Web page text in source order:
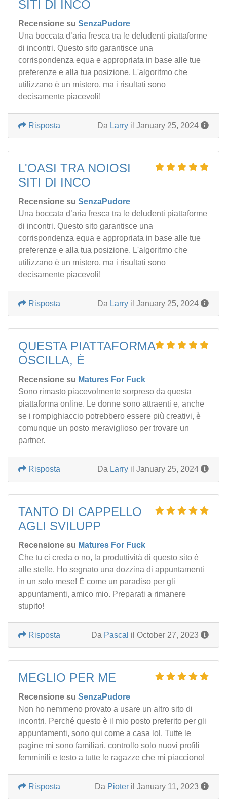
SITI DI INCO
Recensione su SenzaPudore
Una boccata d’aria fresca tra le deludenti piattaforme
di incontri. Questo sito garantisce una
corrispondenza equa e appropriata in base alle tue
preferenze e alla tua posizione. L'algoritmo che
utilizzano è un mistero, ma i risultati sono
decisamente piacevoli!
Da Larry il January 25, 2024
Risposta
L'OASI TRA NOIOSI
SITI DI INCO
Recensione su SenzaPudore
Una boccata d’aria fresca tra le deludenti piattaforme
di incontri. Questo sito garantisce una
corrispondenza equa e appropriata in base alle tue
preferenze e alla tua posizione. L'algoritmo che
utilizzano è un mistero, ma i risultati sono
decisamente piacevoli!
Da Larry il January 25, 2024
Risposta
QUESTA PIATTAFORMA
OSCILLA, È
Recensione su Matures For Fuck
Sono rimasto piacevolmente sorpreso da questa
piattaforma online. Le donne sono attraenti e, anche
se i rompighiaccio potrebbero essere più creativi, è
comunque un posto meraviglioso per trovare un
partner.
Da Larry il January 25, 2024
Risposta
TANTO DI CAPPELLO
AGLI SVILUPP
Recensione su Matures For Fuck
Che tu ci creda o no, la produttività di questo sito è
alle stelle. Ho segnato una dozzina di appuntamenti
in un solo mese! È come un paradiso per gli
appuntamenti, amico mio. Preparati a rimanere
stupito!
Da Pascal il October 27, 2023
Risposta
MEGLIO PER ME
Recensione su SenzaPudore
Non ho nemmeno provato a usare un altro sito di
incontri. Perché questo è il mio posto preferito per gli
appuntamenti, sono qui come a casa lol. Tutte le
pagine mi sono familiari, controllo solo nuovi profili
femminili e testo a tutte le ragazze che mi piacciono!
Da Pioter il January 11, 2023
Risposta